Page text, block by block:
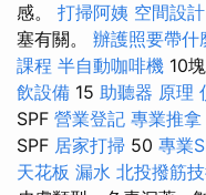
感。 打掃阿姨 空間設計
塞有關。 辦護照要帶什
課程 半自動咖啡機 10
飲設備 15 助聽器 原理
SPF 營業登記 專業推拿
SPF 居家打掃 50 專業
天花板 漏水 北投撥筋